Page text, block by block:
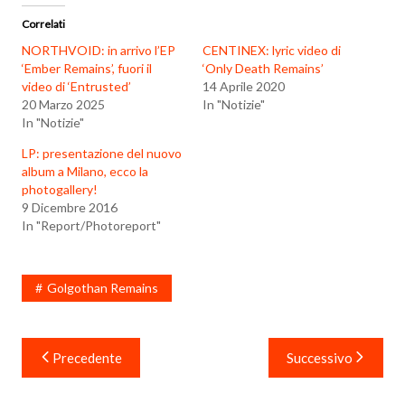
Correlati
NORTHVOID: in arrivo l’EP
‘Ember Remains’, fuori il
video di ‘Entrusted’
20 Marzo 2025
In "Notizie"
CENTINEX: lyric video di
‘Only Death Remains’
14 Aprile 2020
In "Notizie"
LP: presentazione del nuovo
album a Milano, ecco la
photogallery!
9 Dicembre 2016
In "Report/Photoreport"
Golgothan Remains
Navigazione
articoli
Precedente Successivo